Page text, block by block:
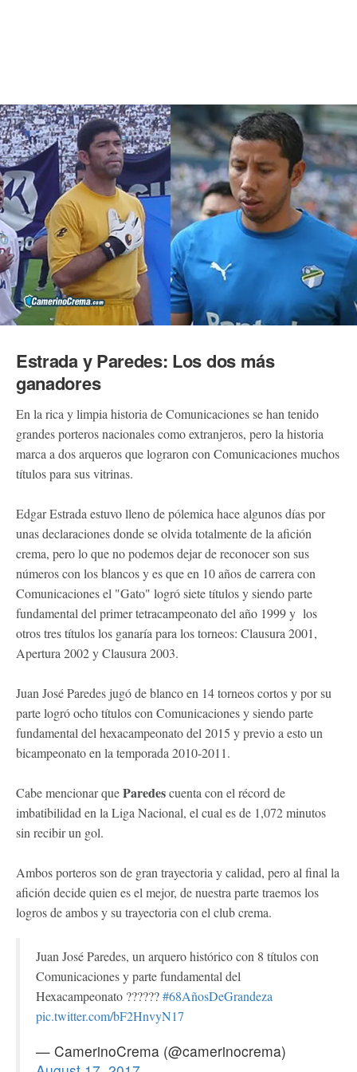
Estrada y Paredes: Los dos más
ganadores
En la rica y limpia historia de Comunicaciones se han tenido
grandes porteros nacionales como extranjeros, pero la historia
marca a dos arqueros que lograron con Comunicaciones muchos
títulos para sus vitrinas.
Edgar Estrada estuvo lleno de pólemica hace algunos días por
unas declaraciones donde se olvida totalmente de la afición
crema, pero lo que no podemos dejar de reconocer son sus
números con los blancos y es que en 10 años de carrera con
Comunicaciones el "Gato" logró siete títulos y siendo parte
fundamental del primer tetracampeonato del año 1999 y los
otros tres títulos los ganaría para los torneos: Clausura 2001,
Apertura 2002 y Clausura 2003.
Juan José Paredes jugó de blanco en 14 torneos cortos y por su
parte logró ocho títulos con Comunicaciones y siendo parte
fundamental del hexacampeonato del 2015 y previo a esto un
bicampeonato en la temporada 2010-2011.
Cabe mencionar queParedescuenta con el récord de
imbatibilidad en la Liga Nacional, el cual es de 1,072 minutos
sin recibir un gol.
Ambos porteros son de gran trayectoria y calidad, pero al final la
afición decide quien es el mejor, de nuestra parte traemos los
logros de ambos y su trayectoria con el club crema.
Juan José Paredes, un arquero histórico con 8 títulos con
Comunicaciones y parte fundamental del
Hexacampeonato ??????#68AñosDeGrandeza
pic.twitter.com/bF2HnvyN17
— CamerinoCrema (@camerinocrema)